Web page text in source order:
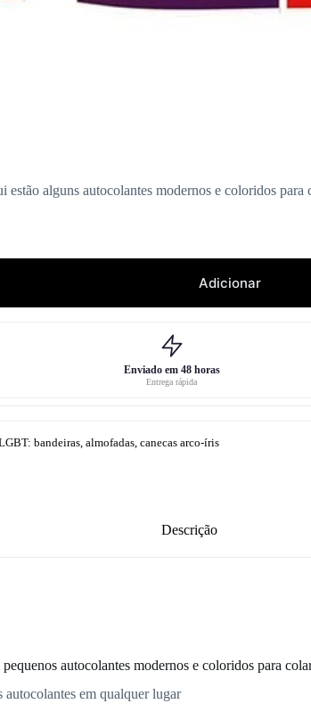
alguns autocolantes modernos e coloridos
Adicionar
Enviado em 48 horas
Entrega rápida
bandeiras, almofadas, canecas arco-íris
Descrição
autocolantes modernos e coloridos para
autocolantes em qualquer lugar